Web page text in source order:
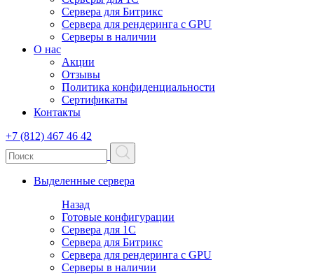
Сервера для Битрикс
Сервера для рендеринга с GPU
Серверы в наличии
О нас
Акции
Отзывы
Политика конфиденциальности
Сертификаты
Контакты
+7 (812) 467 46 42
Выделенные сервера
Назад
Готовые конфигурации
Сервера для 1С
Сервера для Битрикс
Сервера для рендеринга с GPU
Серверы в наличии